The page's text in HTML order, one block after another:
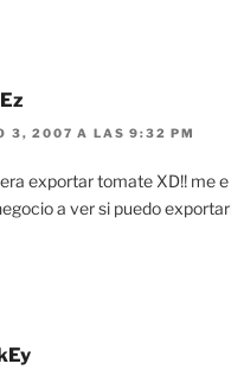
3, 2007 A LAS 9:32 PM
exportar tomate XD!! me
a ver si puedo